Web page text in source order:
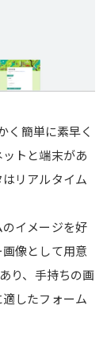
く簡単に素早く
トと端末があ
リアルタイム
イメージを好
像として用意
り、手持ちの画
したフォーム